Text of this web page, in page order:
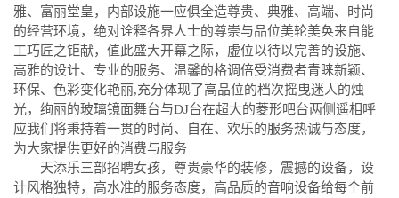
雅、富丽堂皇，内部设施一应俱全造尊贵、典雅、高端、时尚
的经营环境，绝对诠释各界人士的尊崇与品位美轮美奂来自能
工巧匠之钜献，值此盛大开幕之际，虚位以待以完善的设施、
高雅的设计、专业的服务、温馨的格调倍受消费者青睐新颖、
环保、色彩变化艳丽,充分体现了高品位的档次摇曳迷人的烛
光，绚丽的玻璃镜面舞台与DJ台在超大的菱形吧台两侧遥相呼
应我们将秉持着一贯的时尚、自在、欢乐的服务热诚与态度，
为大家提供更好的消费与服务
天添乐三部招聘女孩，尊贵豪华的装修，震撼的设备，设
计风格独特，高水准的服务态度，高品质的音响设备给每个前